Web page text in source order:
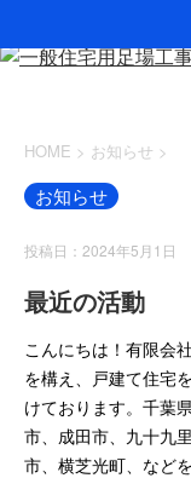
HOME > お知らせ >
お知らせ
投稿日：2024年5月1日
最近の活動
こんにちは！有限会
を構え、戸建て住宅
けております。千葉
市、成田市、九十九
市、横芝光町、など